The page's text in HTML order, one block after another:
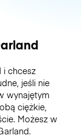
i chcesz
jeśli nie
wynajętym
ciężkie,
Możesz w